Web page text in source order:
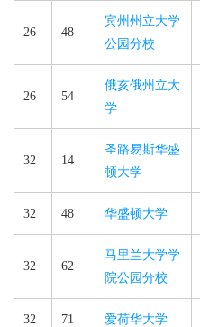
26 48
宾州州立大学
公园分校
26 54
俄亥俄州立大
学
32 14
圣路易斯华盛
顿大学
32 48 华盛顿大学
32 62
马里兰大学学
院公园分校
32 71 爱荷华大学